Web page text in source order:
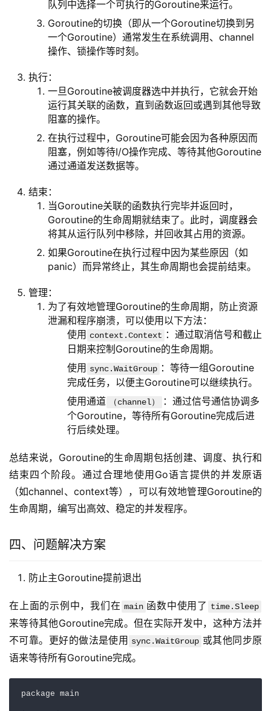
队列中选择一个可执行的Goroutine来运行。
Goroutine的切换（即从一个Goroutine切换到另
一个Goroutine）通常发生在系统调用、channel
操作、锁操作等时刻。
执行：
一旦Goroutine被调度器选中并执行，它就会开始
运行其关联的函数，直到函数返回或遇到其他导致
阻塞的操作。
在执行过程中，Goroutine可能会因为各种原因而
阻塞，例如等待I/O操作完成、等待其他Goroutine
通过通道发送数据等。
结束：
当Goroutine关联的函数执行完毕并返回时，
Goroutine的生命周期就结束了。此时，调度器会
将其从运行队列中移除，并回收其占用的资源。
如果Goroutine在执行过程中因为某些原因（如
panic）而异常终止，其生命周期也会提前结束。
管理：
为了有效地管理Goroutine的生命周期，防止资源
泄漏和程序崩溃，可以使用以下方法：
使用 context.Context ：通过取消信号和截止
日期来控制Goroutine的生命周期。
使用 sync.WaitGroup ：等待一组Goroutine
完成任务，以便主Goroutine可以继续执行。
使用通道
（channel）
：通过信号通信协调多
个Goroutine，等待所有Goroutine完成后进
行后续处理。
总结来说，Goroutine的生命周期包括创建、调度、执行和
结束四个阶段。通过合理地使用Go语言提供的并发原语
（如channel、context等），可以有效地管理Goroutine的
生命周期，编写出高效、稳定的并发程序。
四、问题解决方案
防止主Goroutine提前退出
在上面的示例中，我们在 main 函数中使用了 time.Sleep
来等待其他Goroutine完成。但在实际开发中，这种方法并
不可靠。更好的做法是使用 sync.WaitGroup 或其他同步原
语来等待所有Goroutine完成。
package main